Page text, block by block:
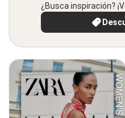
¿Busca inspiración?